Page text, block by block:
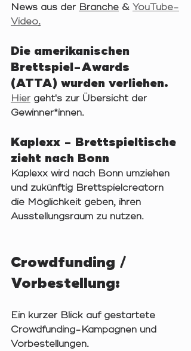
News aus der Branche & YouTube-
Video.
Die amerikanischen
Brettspiel-Awards
(ATTA) wurden verliehen.
Hier geht's zur Übersicht der
Gewinner*innen.
Kaplexx - Brettspieltische
zieht nach Bonn
Kaplexx wird nach Bonn umziehen
und zukünftig Brettspielcreatorn
die Möglichkeit geben, ihren
Ausstellungsraum zu nutzen.
Crowdfunding /
Vorbestellung:
Ein kurzer Blick auf gestartete
Crowdfunding-Kampagnen und
Vorbestellungen.